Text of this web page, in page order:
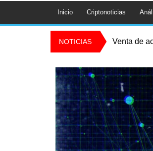
Inicio Criptonoticias
NOTICIAS Venta de